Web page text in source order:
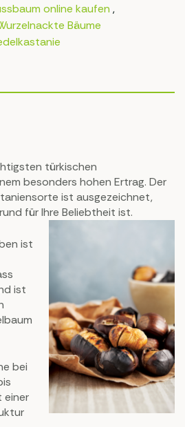
online kaufen ,
Bäume
türkischen
besonders hohen Ertrag. Der
ist ausgezeichnet,
für Ihre Beliebtheit ist.
ist
ist
bei
einer